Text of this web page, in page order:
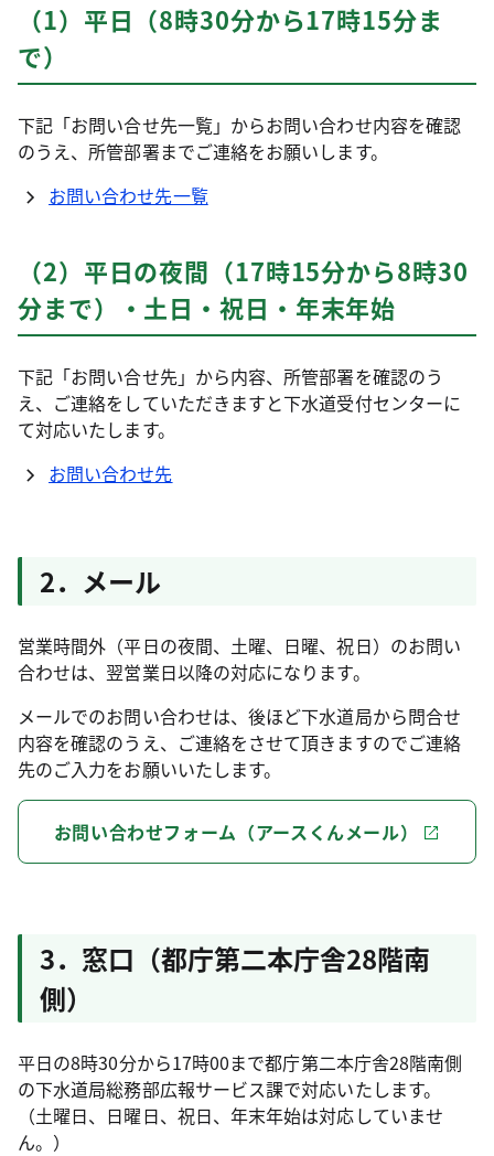
（1）平日（8時30分から17時15分ま
で）
下記「お問い合せ先一覧」からお問い合わせ内容を確認
のうえ、所管部署までご連絡をお願いします。
お問い合わせ先一覧
（2）平日の夜間（17時15分から8時30
分まで）・土日・祝日・年末年始
下記「お問い合せ先」から内容、所管部署を確認のう
え、ご連絡をしていただきますと下水道受付センターに
て対応いたします。
お問い合わせ先
2．メール
営業時間外（平日の夜間、土曜、日曜、祝日）のお問い
合わせは、翌営業日以降の対応になります。
メールでのお問い合わせは、後ほど下水道局から問合せ
内容を確認のうえ、ご連絡をさせて頂きますのでご連絡
先のご入力をお願いいたします。
お問い合わせフォーム（アースくんメール）
3．窓口（都庁第二本庁舎28階南
側）
平日の8時30分から17時00まで都庁第二本庁舎28階南側
の下水道局総務部広報サービス課で対応いたします。
（土曜日、日曜日、祝日、年末年始は対応していませ
ん。）